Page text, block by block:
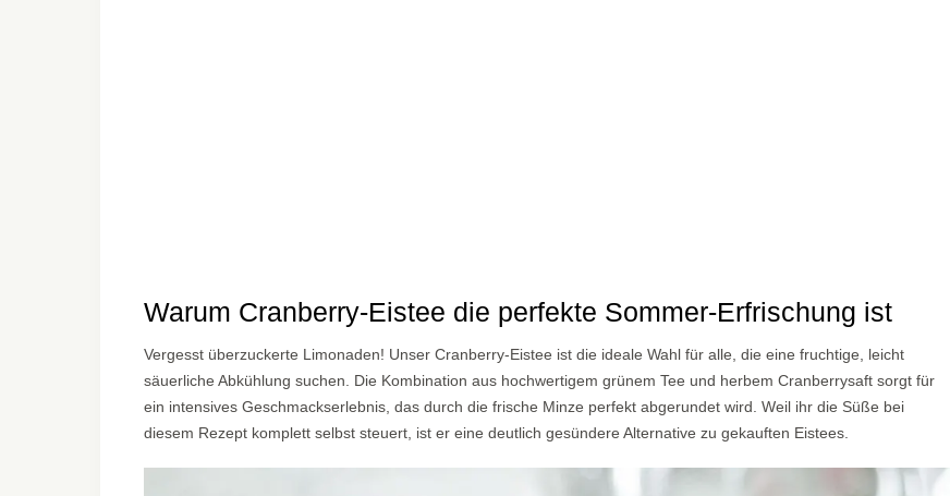
Warum Cranberry-Eistee die perfekte Sommer-Erfrischung ist
Vergesst überzuckerte Limonaden! Unser Cranberry-Eistee ist die ideale Wahl für alle, die eine fruchtige, leicht
säuerliche Abkühlung suchen. Die Kombination aus hochwertigem grünem Tee und herbem Cranberrysaft sorgt für
ein intensives Geschmackserlebnis, das durch die frische Minze perfekt abgerundet wird. Weil ihr die Süße bei
diesem Rezept komplett selbst steuert, ist er eine deutlich gesündere Alternative zu gekauften Eistees.